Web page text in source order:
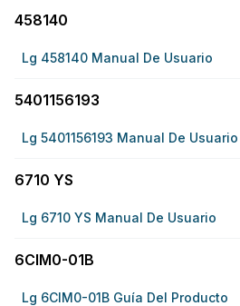
458140
Lg 458140 Manual De Usuario
5401156193
Lg 5401156193 Manual De Usuario
6710 YS
Lg 6710 YS Manual De Usuario
6CIM0-01B
Lg 6CIM0-01B Guía Del Producto